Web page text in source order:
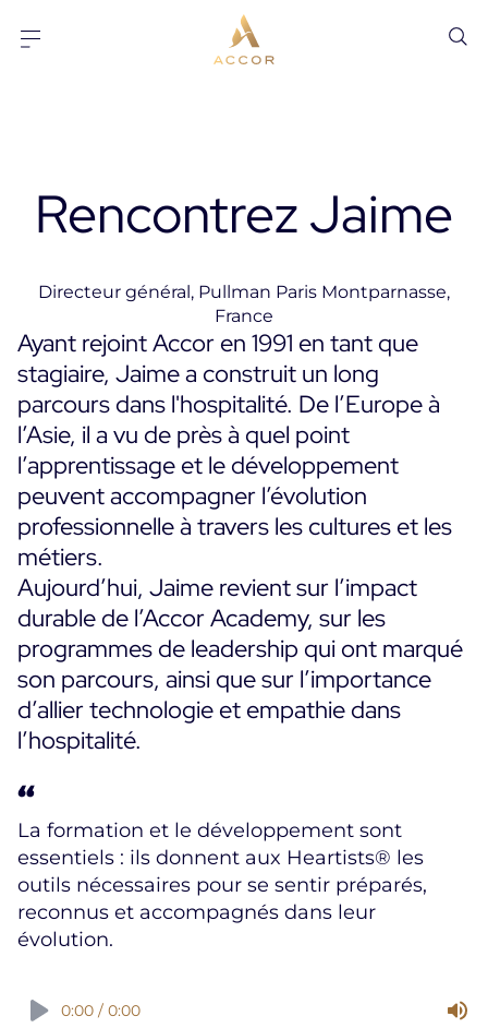
Aller au pied-de-page
Rencontrez Jaime
Directeur général, Pullman Paris Montparnasse,
France
Ayant rejoint Accor en 1991 en tant que
stagiaire, Jaime a construit un long
parcours dans l'hospitalité. De l’Europe à
l’Asie, il a vu de près à quel point
l’apprentissage et le développement
peuvent accompagner l’évolution
professionnelle à travers les cultures et les
métiers.
Aujourd’hui, Jaime revient sur l’impact
durable de l’Accor Academy, sur les
programmes de leadership qui ont marqué
son parcours, ainsi que sur l’importance
d’allier technologie et empathie dans
l’hospitalité.
La formation et le développement sont
essentiels : ils donnent aux Heartists® les
outils nécessaires pour se sentir préparés,
reconnus et accompagnés dans leur
évolution.
0:00 / 0:00